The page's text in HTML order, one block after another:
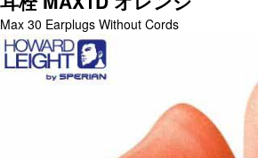
Max 30 Earplugs Without Cords